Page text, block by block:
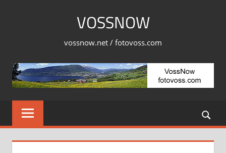
VOSSNOW
vossnow.net / fotovoss.com